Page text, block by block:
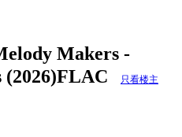
Makers -
只看楼主